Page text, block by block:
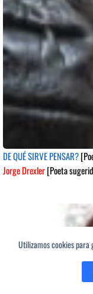
Utilizamos cookies
DE QUÉ SIRVE PENSAR?
Jorge Drexler[Poeta